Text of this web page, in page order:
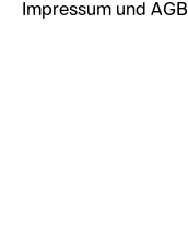
Impressum und AGB